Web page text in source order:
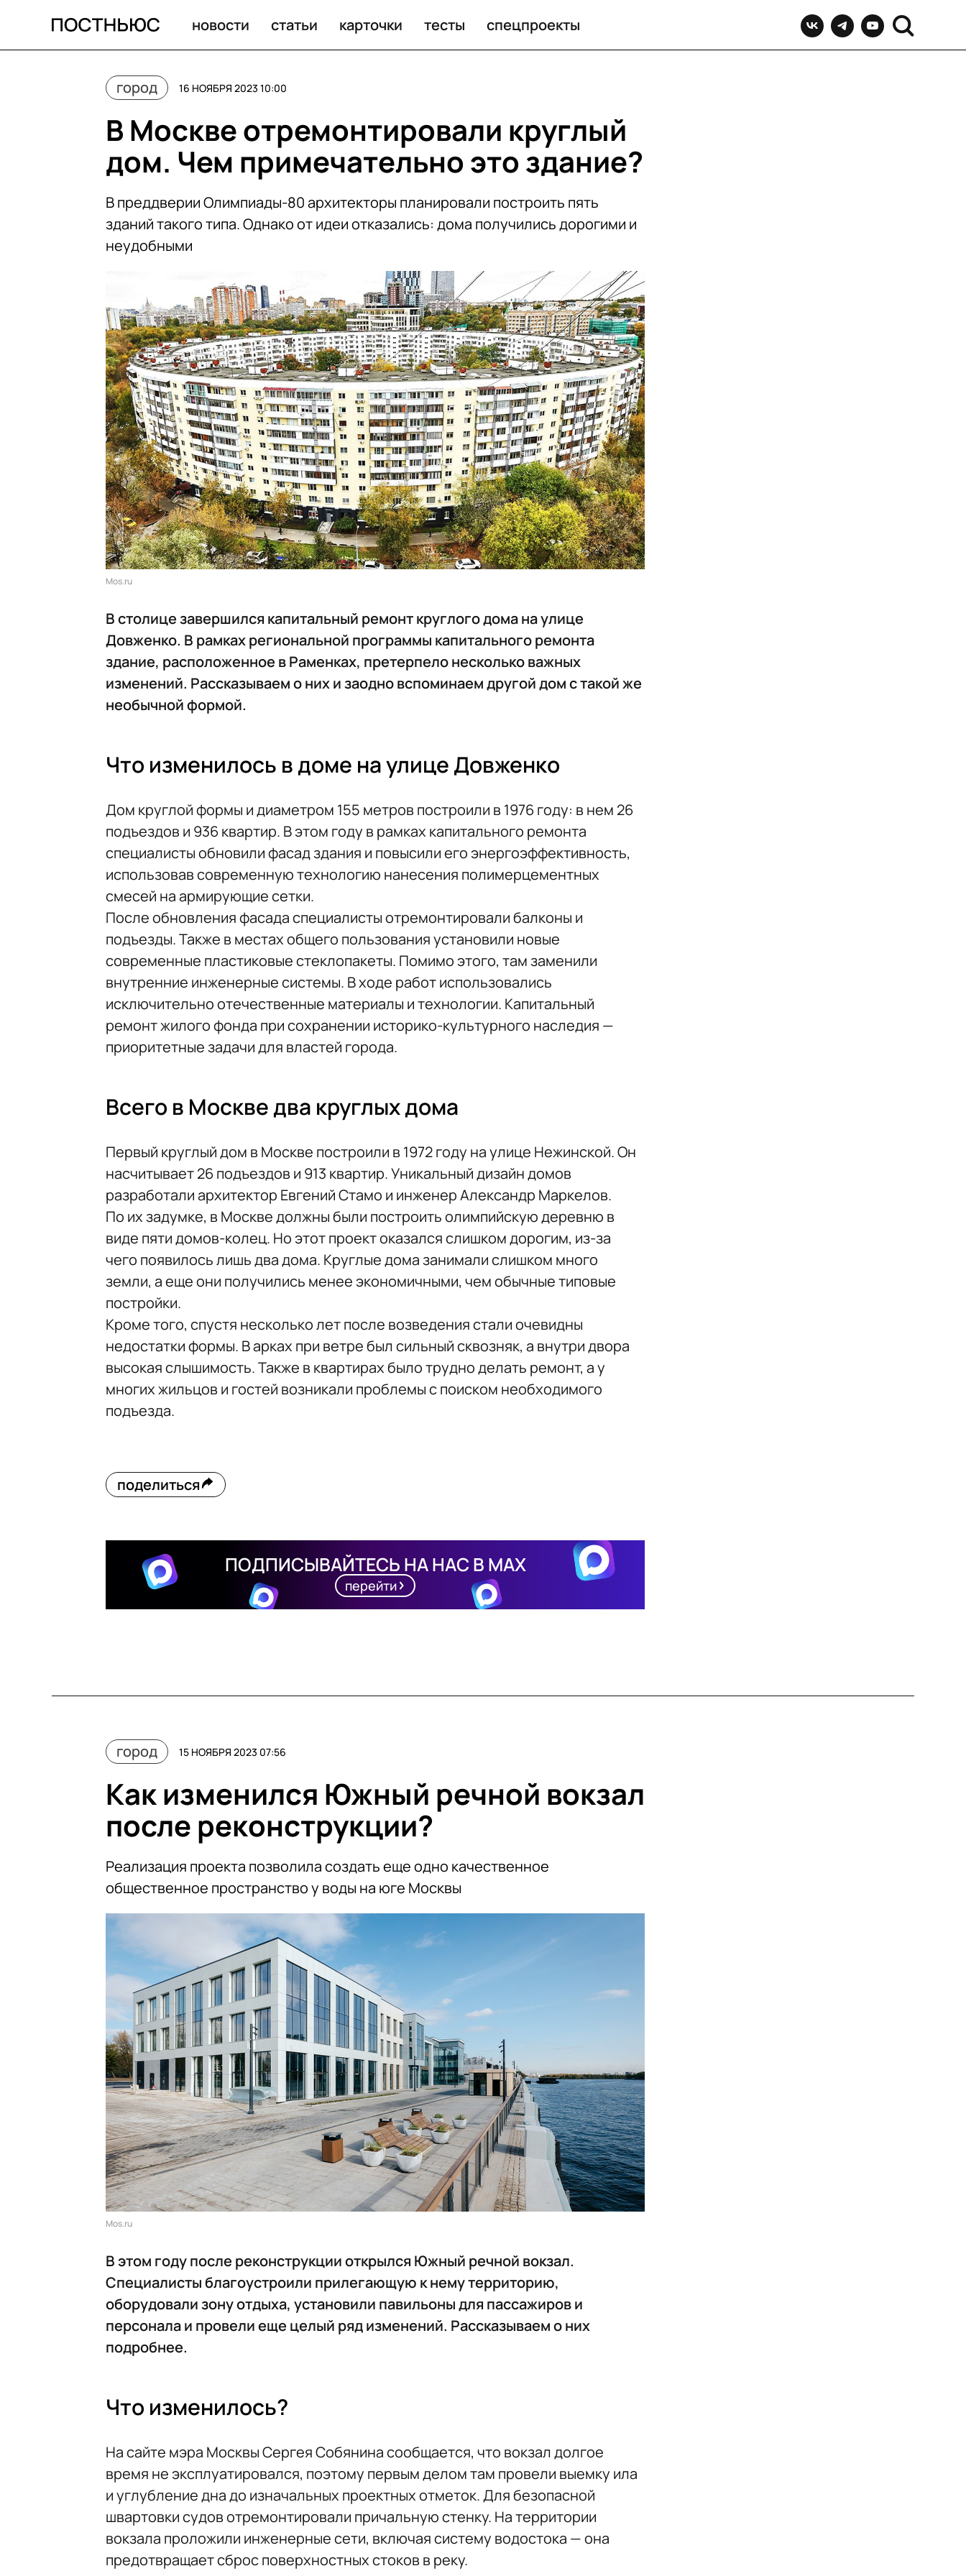
новости статьи карточки тесты спецпроекты
город 16 НОЯБРЯ 2023 10:00
В Москве отремонтировали круглый
дом. Чем примечательно это здание?
В преддверии Олимпиады-80 архитекторы планировали построить пять
зданий такого типа. Однако от идеи отказались: дома получились дорогими и
неудобными
Mos.ru
В столице завершился капитальный ремонт круглого дома на улице
Довженко. В рамках региональной программы капитального ремонта
здание, расположенное в Раменках, претерпело несколько важных
изменений. Рассказываем о них и заодно вспоминаем другой дом с такой же
необычной формой.
Что изменилось в доме на улице Довженко
Дом круглой формы и диаметром 155 метров построили в 1976 году: в нем 26
подъездов и 936 квартир. В этом году в рамках капитального ремонта
специалисты обновили фасад здания и повысили его энергоэффективность,
использовав современную технологию нанесения полимерцементных
смесей на армирующие сетки.
После обновления фасада специалисты отремонтировали балконы и
подъезды. Также в местах общего пользования установили новые
современные пластиковые стеклопакеты. Помимо этого, там заменили
внутренние инженерные системы. В ходе работ использовались
исключительно отечественные материалы и технологии. Капитальный
ремонт жилого фонда при сохранении историко-культурного наследия —
приоритетные задачи для властей города.
Всего в Москве два круглых дома
Первый круглый дом в Москве построили в 1972 году на улице Нежинской. Он
насчитывает 26 подъездов и 913 квартир. Уникальный дизайн домов
разработали архитектор Евгений Стамо и инженер Александр Маркелов.
По их задумке, в Москве должны были построить олимпийскую деревню в
виде пяти домов-колец. Но этот проект оказался слишком дорогим, из-за
чего появилось лишь два дома. Круглые дома занимали слишком много
земли, а еще они получились менее экономичными, чем обычные типовые
постройки.
Кроме того, спустя несколько лет после возведения стали очевидны
недостатки формы. В арках при ветре был сильный сквозняк, а внутри двора
высокая слышимость. Также в квартирах было трудно делать ремонт, а у
многих жильцов и гостей возникали проблемы с поиском необходимого
подъезда.
поделиться
ПОДПИСЫВАЙТЕСЬ НА НАС В MAX
перейти
город 15 НОЯБРЯ 2023 07:56
Как изменился Южный речной вокзал
после реконструкции?
Реализация проекта позволила создать еще одно качественное
общественное пространство у воды на юге Москвы
Mos.ru
В этом году после реконструкции открылся Южный речной вокзал.
Специалисты благоустроили прилегающую к нему территорию,
оборудовали зону отдыха, установили павильоны для пассажиров и
персонала и провели еще целый ряд изменений. Рассказываем о них
подробнее.
Что изменилось?
На сайте мэра Москвы Сергея Собянина сообщается, что вокзал долгое
время не эксплуатировался, поэтому первым делом там провели выемку ила
и углубление дна до изначальных проектных отметок. Для безопасной
швартовки судов отремонтировали причальную стенку. На территории
вокзала проложили инженерные сети, включая систему водостока — она
предотвращает сброс поверхностных стоков в реку.